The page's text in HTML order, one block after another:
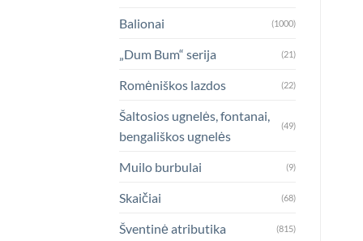
Balionai (1000)
„Dum Bum“ serija (21)
Romėniškos lazdos (22)
Šaltosios ugnelės, fontanai,
bengališkos ugnelės
(49)
Muilo burbulai (9)
Skaičiai (68)
Šventinė atributika (815)